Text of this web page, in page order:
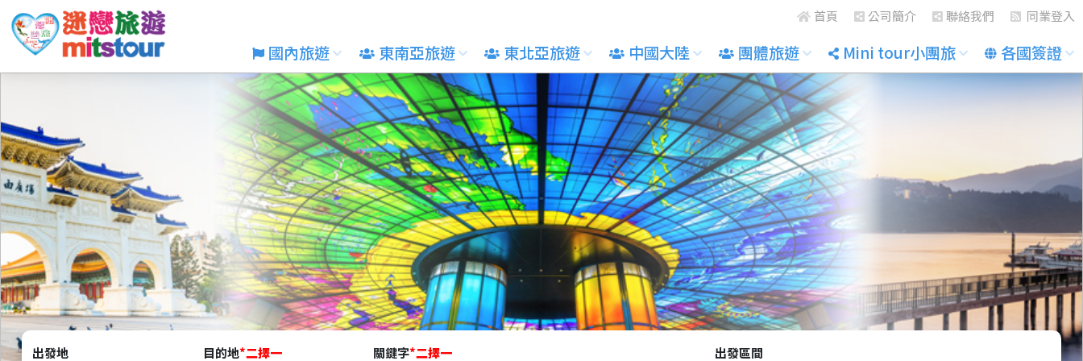
同業登入
聯絡我們
公司簡介
首頁
各國簽證
Mini tour小團旅
團體旅遊
中國大陸
東北亞旅遊
東南亞旅遊
國內旅遊
出發地 目的地*二擇一 關鍵字*二擇一 出發區間